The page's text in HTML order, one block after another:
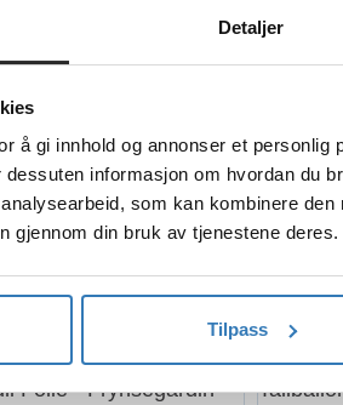
Detaljer
å gi innhold og annonser et
informasjon om hvordan du
som kan kombinere
gjennom din bruk av tjenestene deres.
Tilpass
Folie - Frynsegardin